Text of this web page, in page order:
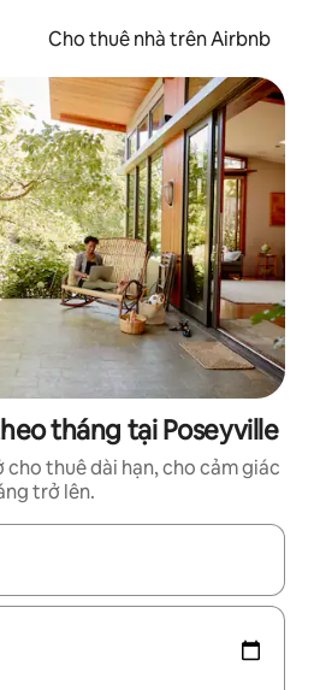
Cho thuê nhà trên Airbnb
tháng tại Poseyville
cho thuê dài hạn, cho cảm giác
trở lên.
hướng bằng phím mũi tên lên và